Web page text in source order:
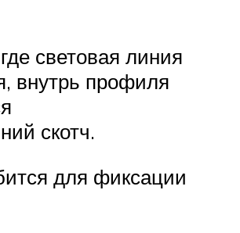
световая линия
внутрь профиля
скотч.
для фиксации